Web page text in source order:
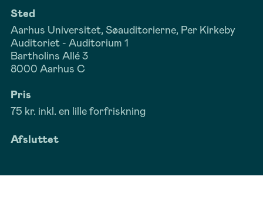
Sted
Aarhus Universitet, Søauditorierne, Per Kirkeby
Auditoriet - Auditorium 1
Bartholins Allé 3
8000 Aarhus C
Pris
75 kr. inkl. en lille forfriskning
Afsluttet